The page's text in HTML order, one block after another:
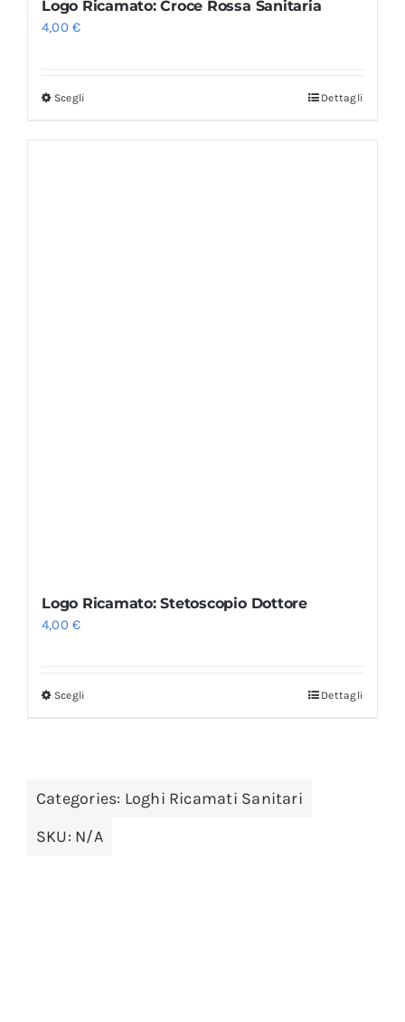
Logo Ricamato: Croce Rossa Sanitaria
4,00€
Scegli Dettagli
Logo Ricamato: Stetoscopio Dottore
4,00€
Scegli Dettagli
Categories: Loghi Ricamati Sanitari
SKU: N/A